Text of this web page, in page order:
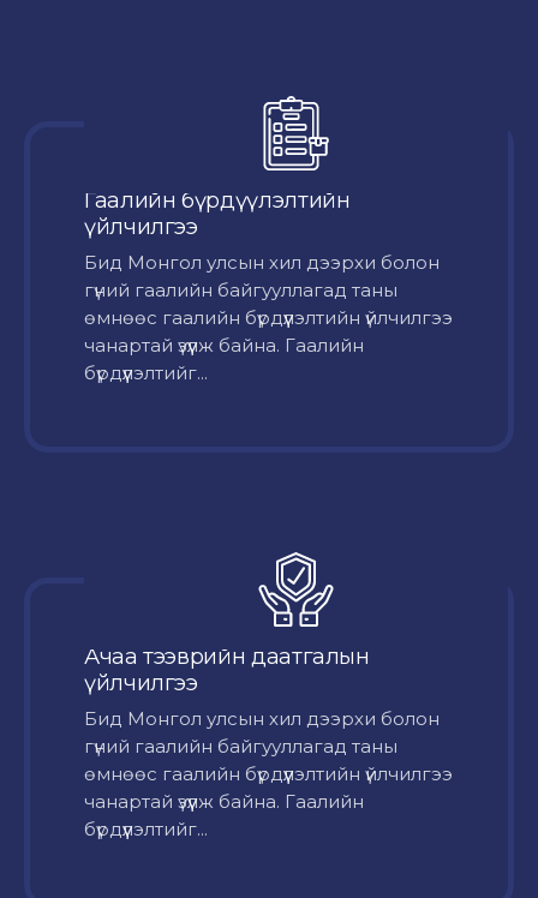
Гаалийн бүрдүүлэлтийн
үйлчилгээ
Бид Монгол улсын хил дээрхи болон
гүний гаалийн байгууллагад таны
өмнөөс гаалийн бүрдүүлэлтийн үйлчилгээ
чанартай үзүүлж байна. Гаалийн
бүрдүүлэлтийг...
Ачаа тээврийн даатгалын
үйлчилгээ
Бид Монгол улсын хил дээрхи болон
гүний гаалийн байгууллагад таны
өмнөөс гаалийн бүрдүүлэлтийн үйлчилгээ
чанартай үзүүлж байна. Гаалийн
бүрдүүлэлтийг...